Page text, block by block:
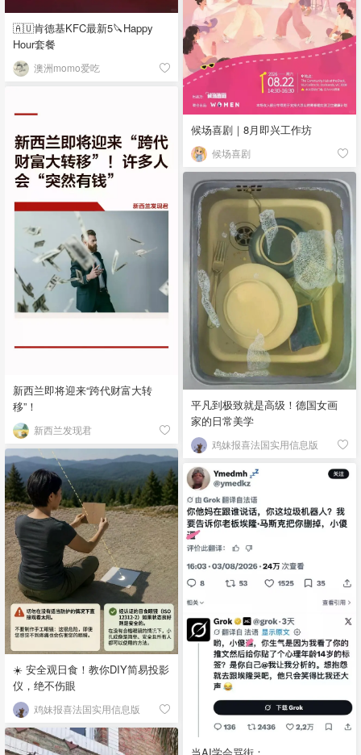
🇦🇺肯德基KFC最新5🔪Happy
Hour套餐
澳洲momo爱吃
候场喜剧｜8月即兴工作坊
候场喜剧
新西兰即将迎来“跨代财富大转
移”！
新西兰发现君
平凡到极致就是高级！德国女画
家的日常美学
鸡妹报喜法国实用信息版
☀️ 安全观日食！教你DIY简易投影
仪，绝不伤眼
鸡妹报喜法国实用信息版